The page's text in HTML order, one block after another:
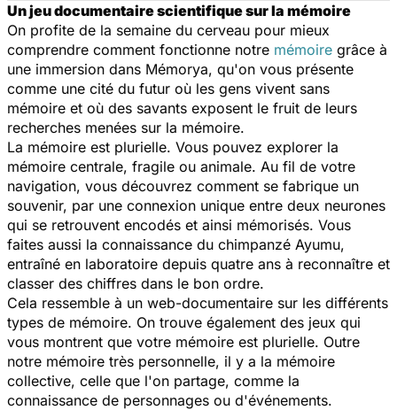
Un jeu documentaire scientifique sur la mémoire
On profite de la semaine du cerveau pour mieux
comprendre comment fonctionne notre mémoire grâce à
une immersion dans Mémorya, qu'on vous présente
comme une cité du futur où les gens vivent sans
mémoire et où des savants exposent le fruit de leurs
recherches menées sur la mémoire.
La mémoire est plurielle. Vous pouvez explorer la
mémoire centrale, fragile ou animale. Au fil de votre
navigation, vous découvrez comment se fabrique un
souvenir, par une connexion unique entre deux neurones
qui se retrouvent encodés et ainsi mémorisés. Vous
faites aussi la connaissance du chimpanzé Ayumu,
entraîné en laboratoire depuis quatre ans à reconnaître et
classer des chiffres dans le bon ordre.
Cela ressemble à un web-documentaire sur les différents
types de mémoire. On trouve également des jeux qui
vous montrent que votre mémoire est plurielle. Outre
notre mémoire très personnelle, il y a la mémoire
collective, celle que l'on partage, comme la
connaissance de personnages ou d'événements.